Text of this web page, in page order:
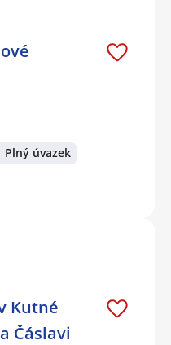
Plný úvazek
Kutné
Čáslavi